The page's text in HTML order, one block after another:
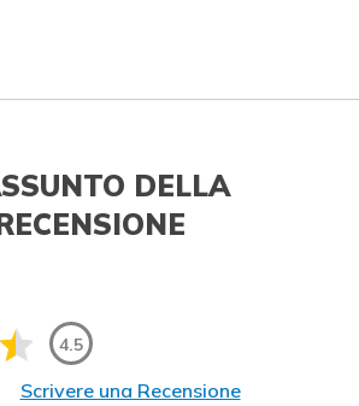
DELLA
4.5
Scrivere una Recensione